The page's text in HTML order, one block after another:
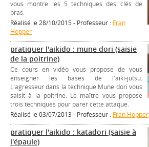
vous montre les 5 techniques des clés de
bras.
Réalisé le 28/10/2015 - Professeur : Fran
Hopper
pratiquer l'aikido : mune dori (saisie
de la poitrine)
Ce cours en vidéo vous propose de vous
enseigner les bases de l'aiki-jutsu.
L'agresseur dans la technique Mune dori vous
saisit à la poitrine. Le maître vous propose
trois techniques pour parer cette attaque.
Réalisé le 03/07/2013 - Professeur : Fran Hopper
pratiquer l'aikido : katadori (saisie à
l'épaule)